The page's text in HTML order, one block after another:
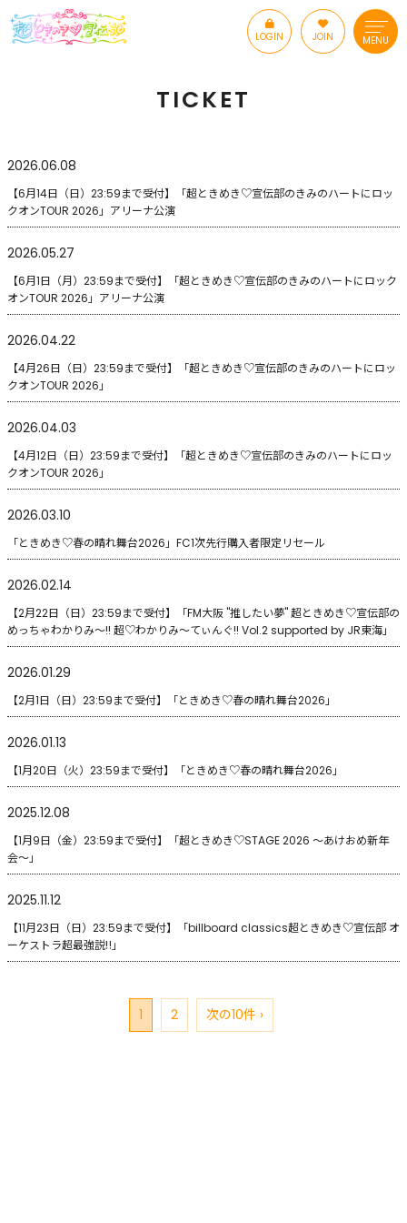
LOGIN JOIN MENU
TICKET
2026.06.08
【6月14日（日）23:59まで受付】「超ときめき♡宣伝部のきみのハートにロッ
クオンTOUR 2026」アリーナ公演
2026.05.27
【6月1日（月）23:59まで受付】「超ときめき♡宣伝部のきみのハートにロック
オンTOUR 2026」アリーナ公演
2026.04.22
【4月26日（日）23:59まで受付】「超ときめき♡宣伝部のきみのハートにロッ
クオンTOUR 2026」
2026.04.03
【4月12日（日）23:59まで受付】「超ときめき♡宣伝部のきみのハートにロッ
クオンTOUR 2026」
2026.03.10
「ときめき♡春の晴れ舞台2026」FC1次先行購入者限定リセール
2026.02.14
【2月22日（日）23:59まで受付】「FM大阪 "推したい夢" 超ときめき♡宣伝部の
めっちゃわかりみ〜!! 超♡わかりみ～てぃんぐ!! Vol.2 supported by JR東海」
2026.01.29
【2月1日（日）23:59まで受付】「ときめき♡春の晴れ舞台2026」
2026.01.13
【1月20日（火）23:59まで受付】「ときめき♡春の晴れ舞台2026」
2025.12.08
【1月9日（金）23:59まで受付】「超ときめき♡STAGE 2026 〜あけおめ新年
会〜」
2025.11.12
【11月23日（日）23:59まで受付】「billboard classics超ときめき♡宣伝部 オ
ーケストラ超最強説‼」
1 2 次の10件 ›